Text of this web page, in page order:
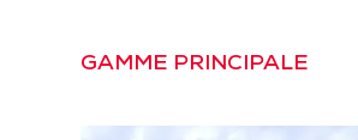
mitrailleuses. Basé sur
GAMME PRINCIPALE